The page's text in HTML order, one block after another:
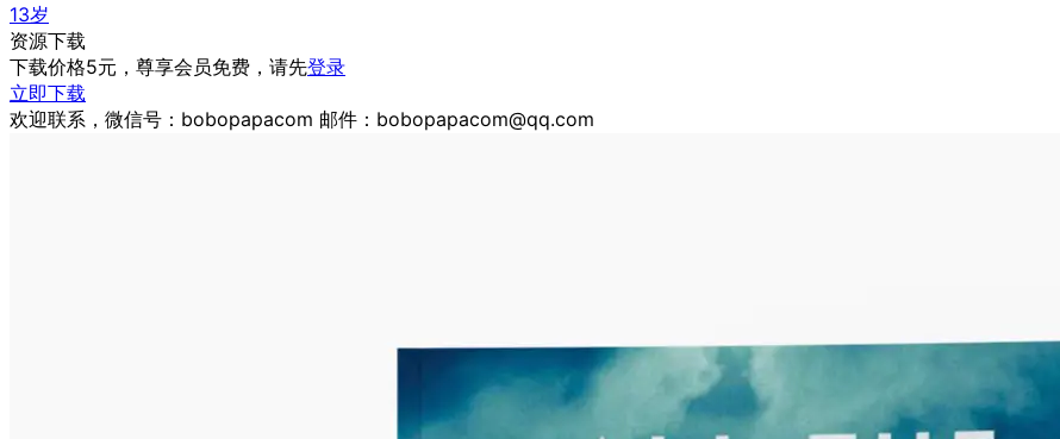
13岁
资源下载
下载价格5元，尊享会员免费，请先登录
立即下载
欢迎联系，微信号：bobopapacom 邮件：bobopapacom@qq.com